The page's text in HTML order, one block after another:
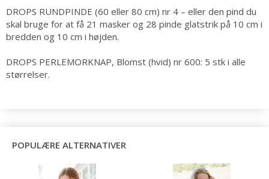
DROPS RUNDPINDE (60 eller 80 cm) nr 4 – eller den pind du
skal bruge for at få 21 masker og 28 pinde glatstrik på 10 cm i
bredden og 10 cm i højden.
DROPS PERLEMORKNAP, Blomst (hvid) nr 600: 5 stk i alle
størrelser.
POPULÆRE ALTERNATIVER